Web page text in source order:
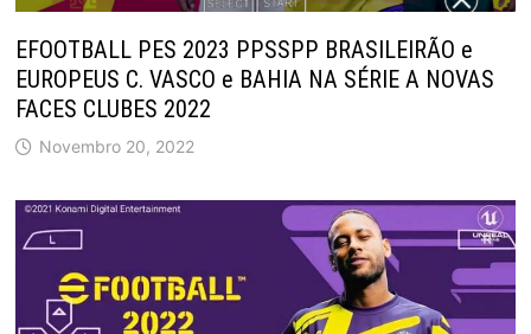
EFOOTBALL PES 2023 PPSSPP BRASILEIRÃO e
EUROPEUS C. VASCO e BAHIA NA SÉRIE A NOVAS
FACES CLUBES 2022
Novembro 20, 2022